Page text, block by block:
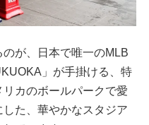
が、日本で唯一のMLB
」が手掛ける、特
カのボールパークで愛
た、華やかなスタジア